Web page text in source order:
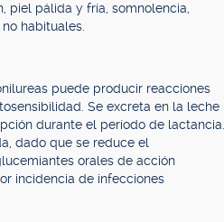
piel pálida y fría, somnolencia,
habituales.
puede producir reacciones
Se excreta en la leche
durante el período de lactancia.
dado que se reduce el
orales de acción
incidencia de infecciones